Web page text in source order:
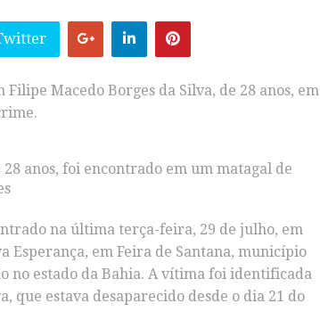
Macedo Borges da Silva, de 28 anos, em
anos, foi encontrado em um matagal de
na última terça-feira, 29 de julho, em
Esperança, em Feira de Santana, município
no estado da Bahia. A vítima foi identificada
que estava desaparecido desde o dia 21 do